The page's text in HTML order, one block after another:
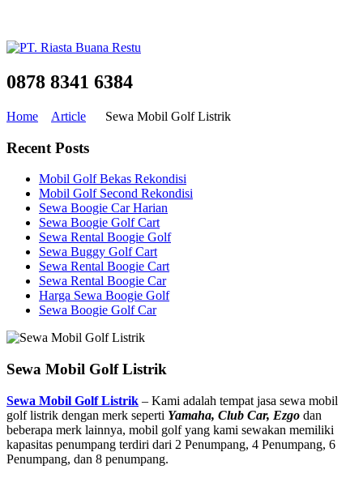
0878 8341 6384
Home Article Sewa Mobil Golf Listrik
Recent Posts
Mobil Golf Bekas Rekondisi
Mobil Golf Second Rekondisi
Sewa Boogie Car Harian
Sewa Boogie Golf Cart
Sewa Rental Boogie Golf
Sewa Buggy Golf Cart
Sewa Rental Boogie Cart
Sewa Rental Boogie Car
Harga Sewa Boogie Golf
Sewa Boogie Golf Car
Sewa Mobil Golf Listrik
Sewa Mobil Golf Listrik – Kami adalah tempat jasa sewa mobil
golf listrik dengan merk seperti Yamaha, Club Car, Ezgo dan
beberapa merk lainnya, mobil golf yang kami sewakan memiliki
kapasitas penumpang terdiri dari 2 Penumpang, 4 Penumpang, 6
Penumpang, dan 8 penumpang.